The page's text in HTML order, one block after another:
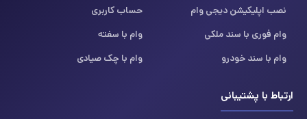
نصب اپلیکیشن دیجی وام
حساب کاربری
وام فوری با سند ملکی
وام با سفته
وام با سند خودرو
وام با چک صیادی
ارتباط با پشتیبانی